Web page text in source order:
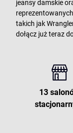
jeansy damskie
takich jak
dołącz już teraz
13